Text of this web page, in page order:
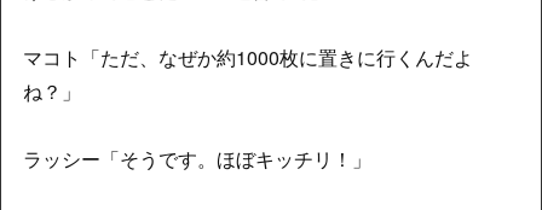
マコト「ただ、なぜか約1000枚に置きに行くんだよ
ね？」
ラッシー「そうです。ほぼキッチリ！」